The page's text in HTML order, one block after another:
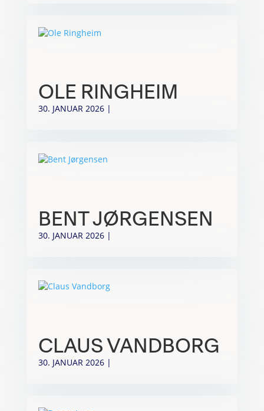
OLE RINGHEIM
30. JANUAR 2026|
BENT JØRGENSEN
30. JANUAR 2026|
CLAUS VANDBORG
30. JANUAR 2026|